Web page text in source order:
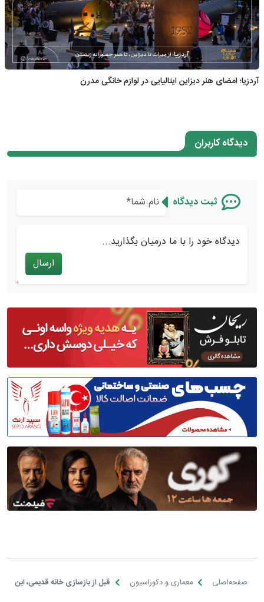
آردزیا؛ امضای هنر دیزاین ایتالیایی در لوازم خانگی مدرن
دیدگاه کاربران
ثبت دیدگاه
دیدگاه خود را با ما درمیان بگذارید...
ارسال